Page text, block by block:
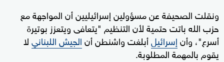
ونقلت الصحيفة عن مسؤولين إسرائيليين أن المواجهة مع
حزب الله باتت حتمية لأن التنظيم "يتعافى ويتعزز بوتيرة
أسرع"، وأنإسرائيلأبلغت واشنطن أنالجيش اللبنانيلا
يقوم بالمهمة المطلوبة.